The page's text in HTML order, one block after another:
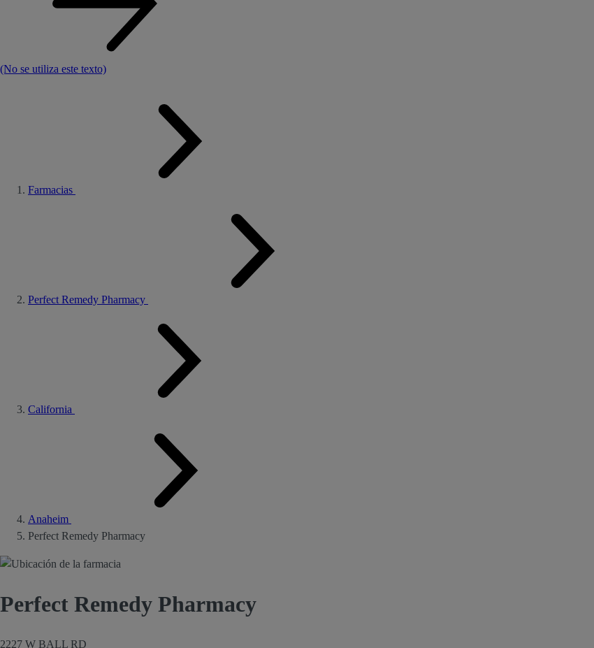
(No se utiliza este texto)
Farmacias
Perfect Remedy Pharmacy
California
Anaheim
Perfect Remedy Pharmacy
Perfect Remedy Pharmacy
2227 W BALL RD